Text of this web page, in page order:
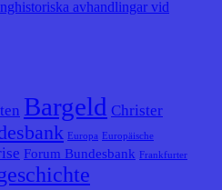
avhandlingar vid
Bargeld Christer
Europa
Europäische
Forum Bundesbank Frankfurter